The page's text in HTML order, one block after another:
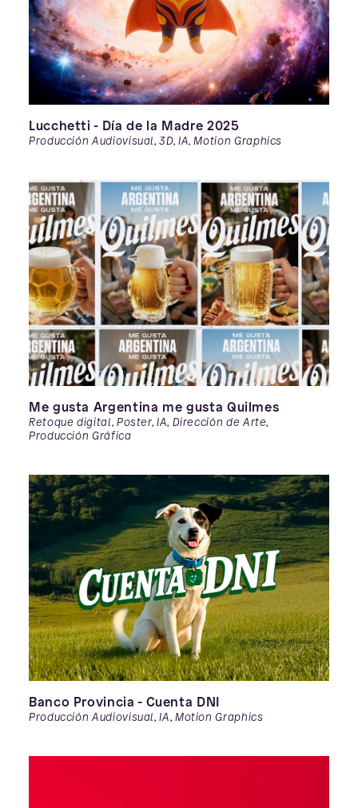
Lucchetti - Día de la Madre 2025
Producción Audiovisual, 3D, IA, Motion Graphics
Me gusta Argentina me gusta Quilmes
Retoque digital, Poster, IA, Dirección de Arte,
Producción Gráfica
Banco Provincia - Cuenta DNI
Producción Audiovisual, IA, Motion Graphics